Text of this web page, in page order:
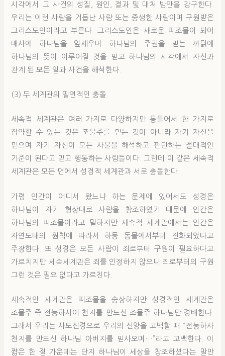
시각에서 그 사건의 성질, 원인, 결과 및 대처 방안을 강구한다.
우리는 이런 사람을 거듭난 사람 또는 중생한 사람이며 구원받은
그리스도인이라고 부른다. 그리스도인은 새로운 피조물이 되어
매사에 하나님을 앞세우며 하나님의 주권을 믿는 까닭에
하나님의 뜻이 이루어질 것을 믿고 하나님의 시각에서 자신과
관계 된 모든 일과 사건을 해석한다.
(3) 두 세계관의 필연적인 충돌
세속적 세계관은 여러 가지로 다양하지만 통틀어서 한 가지로
집약할 수 있는 것은 조물주를 믿는 것이 아니라 자기 자신을
믿으며 자기 자신이 모든 사물을 해석하고 판단하는 절대적인
기준이 된다고 믿고 행동하는 사람들이다. 그런데 이 같은 세속적
세계관은 모든 면에서 성경적 세계관과 서로 충돌한다.
가령 인간이 어디서 왔느냐 하는 문제에 있어서도 성경은
하나님이 자기 형상대로 사람을 창조하였기 때문에 인간은
하나님의 피조물이라고 말하지만 세속적 세계관에서는 인간은
자연도태의 원칙에 따라서 하등 동물에서부터 진화되었다고
주장한다. 또 성경은 모든 사람이 죄로부터 구원이 필요하다고
가르치지만 세속세계관은 죄를 인정하지 않으니 죄로부터의 구원
그런 것은 필요 없다고 가르친다.
세속적인 세계관은 피조물을 숭상하지만 성경적인 세계관은
조물주 즉 전능하시어 천지를 만드신 조물주 하나님만 경배한다.
그래서 우리는 사도신경으로 우리의 신앙을 고백할 때 “전능하사
천지를 만드신 하나님 아버지를 믿사오며…”라고 고백한다. 이
짧은 한 절 가운데는 단지 하나님이 세상을 창조하셨다는 말만